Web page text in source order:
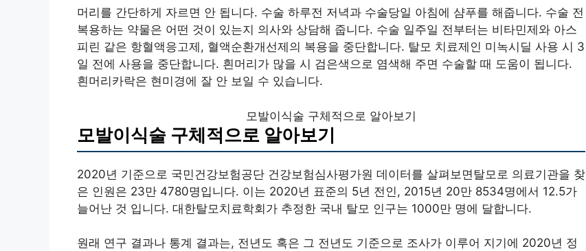
머리를 간단하게 자르면 안 됩니다. 수술 하루전 저녁과 수술당일 아침에 샴푸를 해줍니다. 수술 전
복용하는 약물은 어떤 것이 있는지 의사와 상담해 줍니다. 수술 일주일 전부터는 비타민제와 아스
피린 같은 항혈액응고제, 혈액순환개선제의 복용을 중단합니다. 탈모 치료제인 미녹시딜 사용 시 3
일 전에 사용을 중단합니다. 흰머리가 많을 시 검은색으로 염색해 주면 수술할 때 도움이 됩니다.
흰머리카락은 현미경에 잘 안 보일 수 있습니다.
모발이식술 구체적으로 알아보기
모발이식술 구체적으로 알아보기
2020년 기준으로 국민건강보험공단 건강보험심사평가원 데이터를 살펴보면탈모로 의료기관을 찾
은 인원은 23만 4780명입니다. 이는 2020년 표준의 5년 전인, 2015년 20만 8534명에서 12.5가
늘어난 것 입니다. 대한탈모치료학회가 추정한 국내 탈모 인구는 1000만 명에 달합니다.
원래 연구 결과나 통계 결과는, 전년도 혹은 그 전년도 기준으로 조사가 이루어 지기에 2020년 정